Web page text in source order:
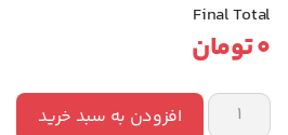
Final Total
0تومان
افزودن به سبد خرید